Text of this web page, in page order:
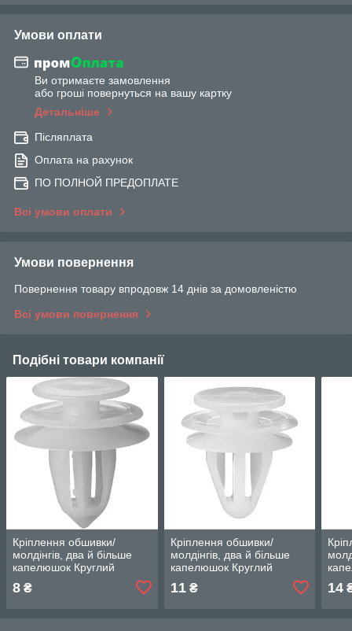
Умови оплати
Ви отримаєте замовлення
або гроші повернуться на вашу картку
Детальніше
Післяплата
Оплата на рахунок
ПО ПОЛНОЙ ПРЕДОПЛАТЕ
Всі умови оплати
Умови повернення
Повернення товару впродовж 14 днів за домовленістю
Всі умови повернення
Подібні товари компанії
Кріплення обшивки/
молдінгів, два й більше
капелюшок Круглий
8 ₴
Кріплення обшивки/
молдінгів, два й більше
капелюшок Круглий
11₴ 14